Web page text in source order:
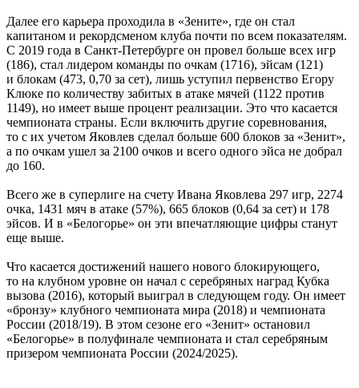
Далее его карьера проходила в «Зените», где он стал
капитаном и рекордсменом клуба почти по всем показателям.
С 2019 года в Санкт-Петербурге он провел больше всех игр
(186), стал лидером команды по очкам (1716), эйсам (121)
и блокам (473, 0,70 за сет), лишь уступил первенство Егору
Клюке по количеству забитых в атаке мячей (1122 против
1149), но имеет выше процент реализации. Это что касается
чемпионата страны. Если включить другие соревнования,
то с их учетом Яковлев сделал больше 600 блоков за «Зенит»,
а по очкам ушел за 2100 очков и всего одного эйса не добрал
до 160.
Всего же в суперлиге на счету Ивана Яковлева 297 игр, 2274
очка, 1431 мяч в атаке (57%), 665 блоков (0,64 за сет) и 178
эйсов. И в «Белогорье» он эти впечатляющие цифры станут
еще выше.
Что касается достижений нашего нового блокирующего,
то на клубном уровне он начал с серебряных наград Кубка
вызова (2016), который выиграл в следующем году. Он имеет
«бронзу» клубного чемпионата мира (2018) и чемпионата
России (2018/19). В этом сезоне его «Зенит» остановил
«Белогорье» в полуфинале чемпионата и стал серебряным
призером чемпионата России (2024/2025).